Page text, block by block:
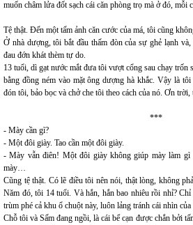
muốn châm lửa đốt sạch cái căn phòng trọ mà ở đó, mỗi
Tệ thật. Đến một tấm ảnh căn cước của má, tôi cũng
Ở nhà dượng, tôi bắt đầu thấm đòn của sự ghẻ lạnh
đau đớn khát thèm tự do.
13 tuổi, dì gạt nước mắt đưa tôi vượt cổng sau chạy trốn
bằng đồng ném vào mặt ông dượng hà khắc. Vậy là
đón tôi, bảo bọc và chở che tôi theo cách của nó. Ơn
***
- Mày cần gì?
- Một đôi giày. Tao cần một đôi giày.
- Mày vẫn điên! Một đôi giày không giúp mày làm gì
mày…
Cũng tệ thật. Có lẽ điều tôi nên nói, thật lòng, không
Năm đó, tôi 14 tuổi. Và hắn, hắn bao nhiêu rồi nhỉ?
trùm phé cả khu ổ chuột này, luôn lảng tránh cái nhìn của
Chỗ tôi và Sấm đang ngồi, là cái bể cạn được chắn bởi